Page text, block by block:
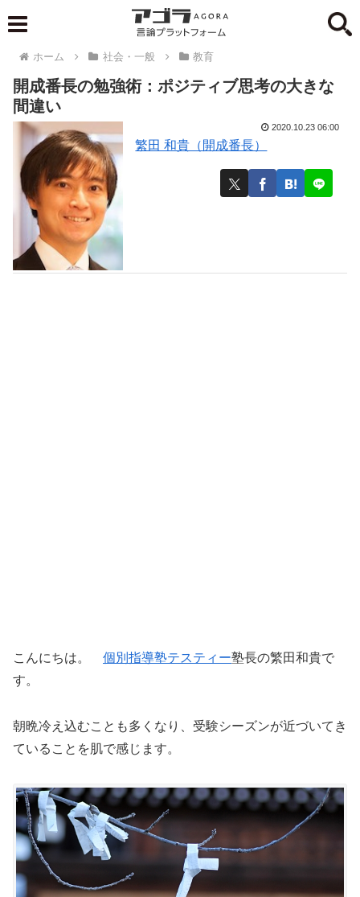
ホーム 社会・一般 教育
開成番長の勉強術：ポジティブ思考の大きな
間違い
繁田 和貴（開成番長）
2020.10.23 06:00
こんにちは。 個別指導塾テスティー塾長の繁田和貴で
す。
朝晩冷え込むことも多くなり、受験シーズンが近づいてき
ていることを肌で感じます。